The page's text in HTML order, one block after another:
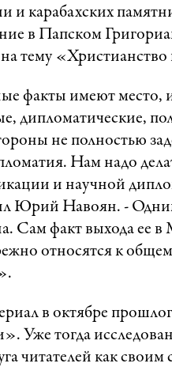
и карабахских
в Папском
тему
факты имеют место, и
дипломатические,
не полностью
Нам надо
и научной
Юрий Навоян. -
факт выхода ее в
относятся к
в октябре
Уже тогда
читателей как